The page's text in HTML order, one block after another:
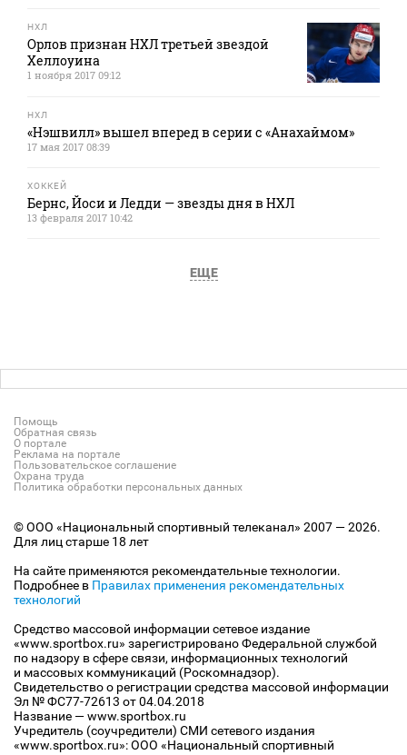
НХЛ
Орлов признан НХЛ третьей звездой
Хеллоуина
1 ноября 2017 09:12
НХЛ
«Нэшвилл» вышел вперед в серии с «Анахаймом»
17 мая 2017 08:39
ХОККЕЙ
Бернс, Йоси и Ледди — звезды дня в НХЛ
13 февраля 2017 10:42
ЕЩЕ
Помощь
Обратная связь
О портале
Реклама на портале
Пользовательское соглашение
Охрана труда
Политика обработки персональных данных
© ООО «Национальный спортивный телеканал» 2007 — 2026.
Для лиц старше 18 лет
На сайте применяются рекомендательные технологии.
Подробнее в Правилах применения рекомендательных
технологий
Средство массовой информации сетевое издание
«www.sportbox.ru» зарегистрировано Федеральной службой
по надзору в сфере связи, информационных технологий
и массовых коммуникаций (Роскомнадзор).
Свидетельство о регистрации средства массовой информации
Эл № ФС77-72613 от 04.04.2018
Название — www.sportbox.ru
Учредитель (соучредители) СМИ сетевого издания
«www.sportbox.ru»: ООО «Национальный спортивный